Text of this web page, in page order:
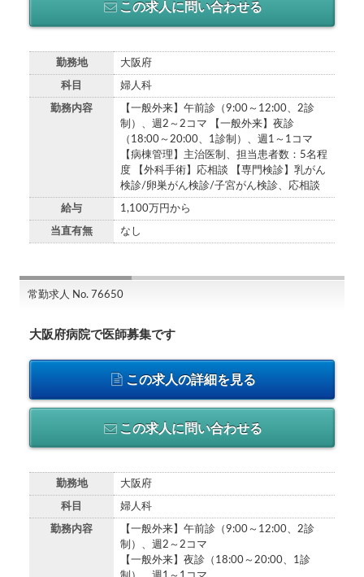
この求人に問い合わせる
勤務地 大阪府
科目 婦人科
勤務内容
【一般外来】午前診（9:00～12:00、2診
制）、週2～2コマ 【一般外来】夜診
（18:00～20:00、1診制）、週1～1コマ
【病棟管理】主治医制、担当患者数：5名程
度 【外科手術】応相談 【専門検診】乳がん
検診/卵巣がん検診/子宮がん検診、応相談
給与 1,100万円から
当直有無 なし
常勤求人 No. 76650
大阪府病院で医師募集です
この求人の詳細を見る
この求人に問い合わせる
勤務地 大阪府
科目 婦人科
勤務内容
【一般外来】午前診（9:00～12:00、2診
制）、週2～2コマ
【一般外来】夜診（18:00～20:00、1診